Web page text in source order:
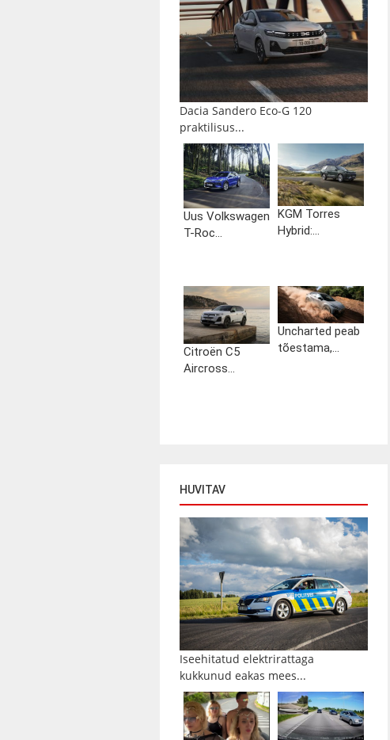
Dacia Sandero Eco-G 120
praktilisus...
Uus Volkswagen
T-Roc...
KGM Torres
Hybrid:...
Citroën C5
Aircross...
Uncharted peab
tõestama,...
HUVITAV
Iseehitatud elektrirattaga
kukkunud eakas mees...